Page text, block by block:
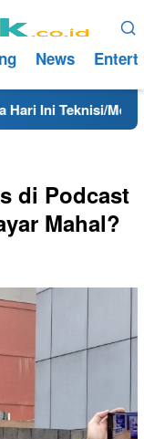
News
Mekanik
di Podcast
Mahal?